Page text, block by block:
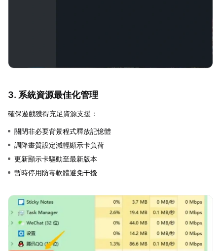
3. 系統資源最佳化管理
確保遊戲獲得充足資源支援：
關閉非必要背景程式釋放記憶體
調降畫質設定減輕顯示卡負荷
更新顯示卡驅動至最新版本
暫時停用防毒軟體避免干擾